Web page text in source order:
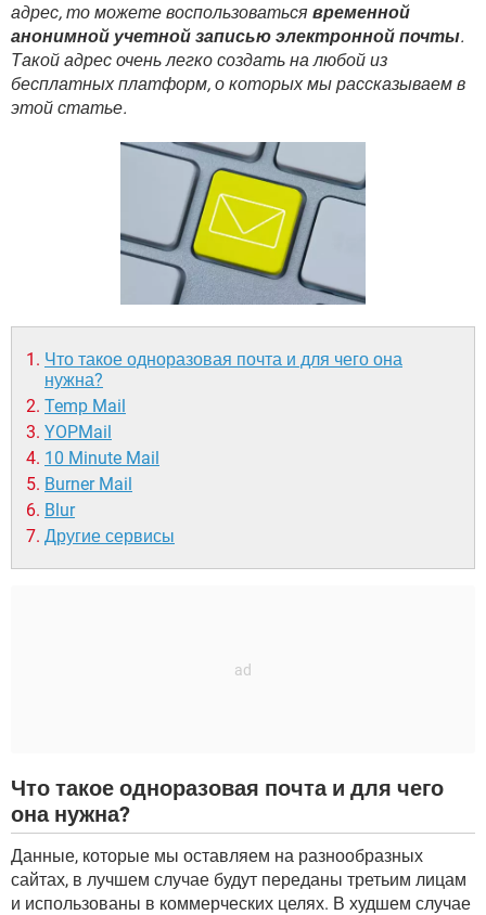
YANDEX
адрес, то можете воспользоваться временной
анонимной учетной записью электронной почты.
Такой адрес очень легко создать на любой из
бесплатных платформ, о которых мы рассказываем в
этой статье.
Что такое одноразовая почта и для чего она
нужна?
Temp Mail
YOPMail
10 Minute Mail
Burner Mail
Blur
Другие сервисы
Что такое одноразовая почта и для чего
она нужна?
Данные, которые мы оставляем на разнообразных
сайтах, в лучшем случае будут переданы третьим лицам
и использованы в коммерческих целях. В худшем случае